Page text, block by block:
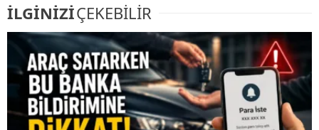
İLGİNİZİÇEKEBİLİR